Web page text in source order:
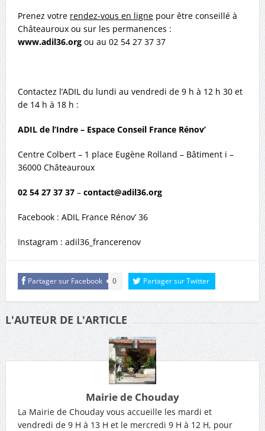
Prenez votre rendez-vous en lignepour être conseillé à
Châteauroux ou sur les permanences :
www.adil36.orgou au 02 54 27 37 37
Contactez l’ADIL du lundi au vendredi de 9 h à 12 h 30 et
de 14 h à 18 h :
ADIL de l’Indre – Espace Conseil France Rénov’
Centre Colbert – 1 place Eugène Rolland – Bâtiment i –
36000 Châteauroux
02 54 27 37 37– contact@adil36.org
Facebook : ADIL France Rénov’ 36
Instagram : adil36_francerenov
Partager sur Facebook 0 Partager sur Twitter
L'AUTEUR DE L'ARTICLE
Mairie de Chouday
La Mairie de Chouday vous accueille les mardi et
vendredi de 9 H à 13 H et le mercredi 9 H à 12 H, pour